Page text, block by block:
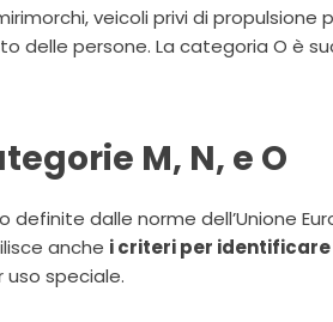
veicoli privi di propulsione
delle persone. La categoria O è
M, N, e O
dalle norme dell’Unione
anche i criteri per
speciale.